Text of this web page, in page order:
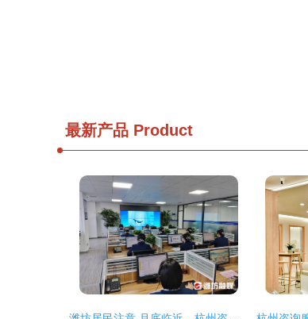
最新产品 Product